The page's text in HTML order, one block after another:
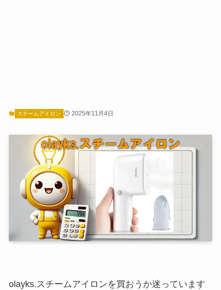
スチームアイロン 2025年11月4日
olayks.スチームアイロンを買おうか迷っています